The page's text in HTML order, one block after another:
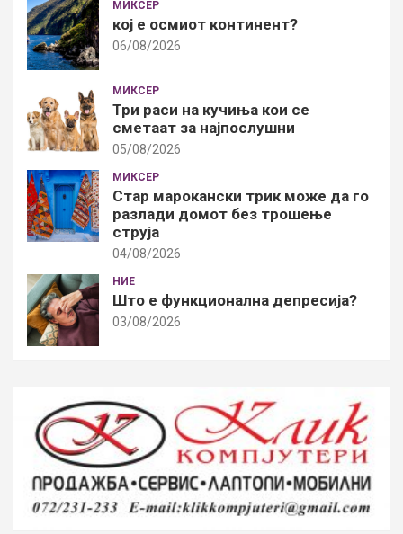
МИКСЕР
кој е осмиот континент?
06/08/2026
МИКСЕР
Три раси на кучиња кои се
сметаат за најпослушни
05/08/2026
МИКСЕР
Стар марокански трик може да го
разлади домот без трошење
струја
04/08/2026
НИЕ
Што е функционална депресија?
03/08/2026